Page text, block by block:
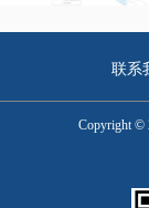
联系
Copyright ©